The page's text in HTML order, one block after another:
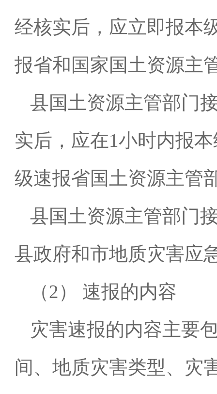
经核实后，应立即报本
报省和国家国土资源主
县国土资源主管部门
实后，应在1小时内报
级速报省国土资源主管
县国土资源主管部门
县政府和市地质灾害应
（2） 速报的内容
灾害速报的内容主要
间、地质灾害类型、灾